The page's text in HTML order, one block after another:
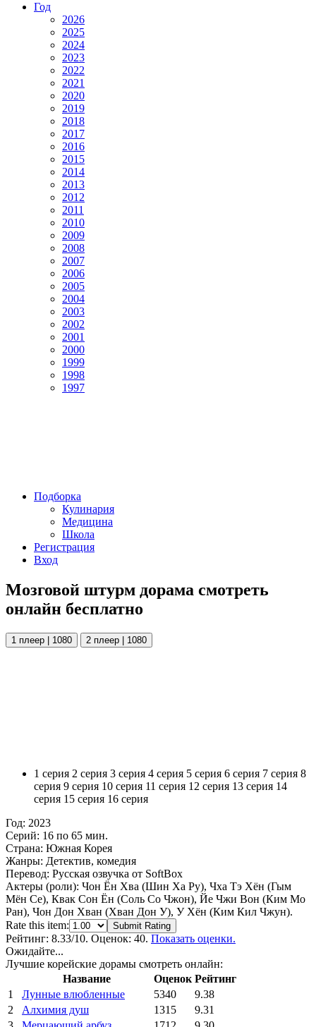
Год
2026
2025
2024
2023
2022
2021
2020
2019
2018
2017
2016
2015
2014
2013
2012
2011
2010
2009
2008
2007
2006
2005
2004
2003
2002
2001
2000
1999
1998
1997
Подборка
Кулинария
Медицина
Школа
Регистрация
Вход
Мозговой штурм дорама смотреть
онлайн бесплатно
1 плеер | 1080 2 плеер | 1080
1 серия 2 серия 3 серия 4 серия 5 серия 6 серия 7 серия 8
серия 9 серия 10 серия 11 серия 12 серия 13 серия 14
серия 15 серия 16 серия
Год: 2023
Серий: 16 по 65 мин.
Страна: Южная Корея
Жанры: Детектив, комедия
Перевод: Русская озвучка от SoftBox
Актеры (роли): Чон Ён Хва (Шин Ха Ру), Чха Тэ Хён (Гым
Мён Се), Квак Сон Ён (Соль Со Чжон), Йе Чжи Вон (Ким Мо
Ран), Чон Дон Хван (Хван Дон У), У Хён (Ким Кил Чжун).
Rate this item:
Submit Rating
Рейтинг: 8.33/10. Оценок: 40. Показать оценки.
Ожидайте...
Лучшие корейские дорамы смотреть онлайн:
Название
Оценок Рейтинг
1
Лунные влюбленные 5340
9.38
2
Алхимия душ 1315
9.31